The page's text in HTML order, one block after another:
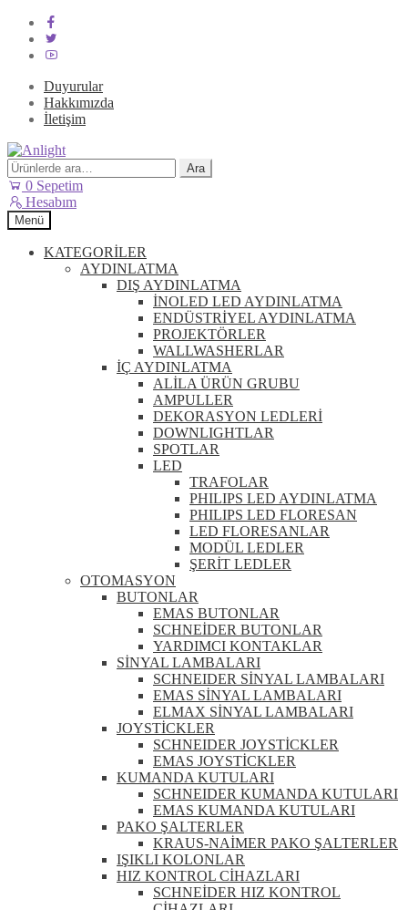
Duyurular
Hakkımızda
İletişim
Dolaşıma
geç
İçeriğe
geç
Ara: Ara
0 Sepetim
Hesabım
Menü
KATEGORİLER
AYDINLATMA
DIŞ AYDINLATMA
İNOLED LED AYDINLATMA
ENDÜSTRİYEL AYDINLATMA
PROJEKTÖRLER
WALLWASHERLAR
İÇ AYDINLATMA
ALİLA ÜRÜN GRUBU
AMPULLER
DEKORASYON LEDLERİ
DOWNLIGHTLAR
SPOTLAR
LED
TRAFOLAR
PHILIPS LED AYDINLATMA
PHILIPS LED FLORESAN
LED FLORESANLAR
MODÜL LEDLER
ŞERİT LEDLER
OTOMASYON
BUTONLAR
EMAS BUTONLAR
SCHNEİDER BUTONLAR
YARDIMCI KONTAKLAR
SİNYAL LAMBALARI
SCHNEIDER SİNYAL LAMBALARI
EMAS SİNYAL LAMBALARI
ELMAX SİNYAL LAMBALARI
JOYSTİCKLER
SCHNEIDER JOYSTİCKLER
EMAS JOYSTİCKLER
KUMANDA KUTULARI
SCHNEIDER KUMANDA KUTULARI
EMAS KUMANDA KUTULARI
PAKO ŞALTERLER
KRAUS-NAİMER PAKO ŞALTERLER
IŞIKLI KOLONLAR
HIZ KONTROL CİHAZLARI
SCHNEİDER HIZ KONTROL